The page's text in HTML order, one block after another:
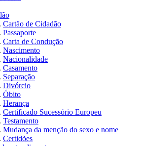
Cartão de Cidadão
Passaporte
Carta de Condução
Nascimento
Nacionalidade
Casamento
Separação
Divórcio
Óbito
Herança
Certificado Sucessório Europeu
Testamento
Mudança da menção do sexo e nome
Certidões